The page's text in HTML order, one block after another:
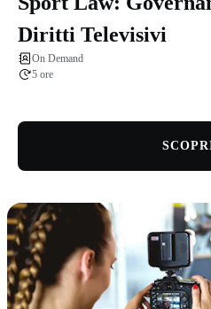
Diritti Televisivi
On Demand
5 ore